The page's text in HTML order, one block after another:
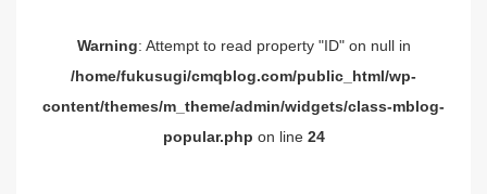
Warning: Attempt to read property "ID" on null in
/home/fukusugi/cmqblog.com/public_html/wp-
content/themes/m_theme/admin/widgets/class-mblog-
popular.php on line 24